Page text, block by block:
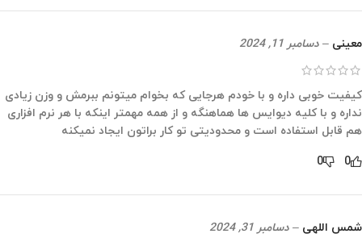
معینی – دسامبر 11, 2024
کیفیت خوبی داره و با خودم هرجایی که بخوام میتونم ببرمش و وزن زیادی
نداره و با کلیه دیوایس ها هماهنگه و از همه مهمتر اینکه با هر نرم افزاری
هم قابل استفاده است و محدودیتی تو کار براتون ایجاد نمیکنه
0
0
شمس اللهی – دسامبر 31, 2024